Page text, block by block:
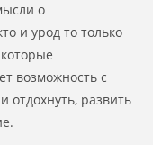
о
и урод то только
возможность с
отдохнуть, развить